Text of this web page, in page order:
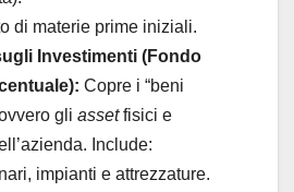
di materie prime iniziali.
Investimenti (Fondo
Copre i “beni
gli assetfisici e
Include:
impianti e attrezzature.